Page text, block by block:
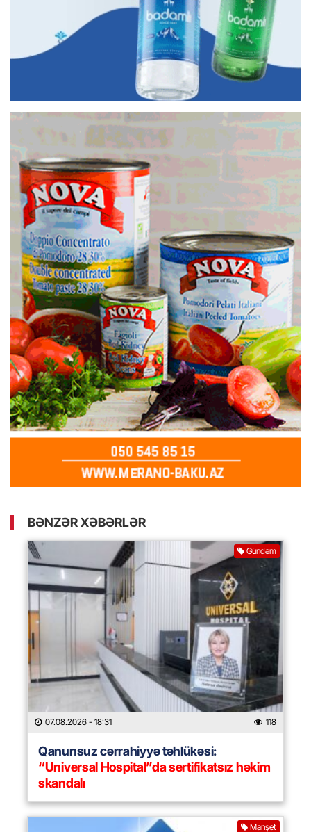
BƏNZƏR XƏBƏRLƏR
Gündəm
07.08.2026 - 18:31 118
Qanunsuz cərrahiyyə təhlükəsi:
“Universal Hospital”da sertifikatsız həkim
skandalı
Manşet